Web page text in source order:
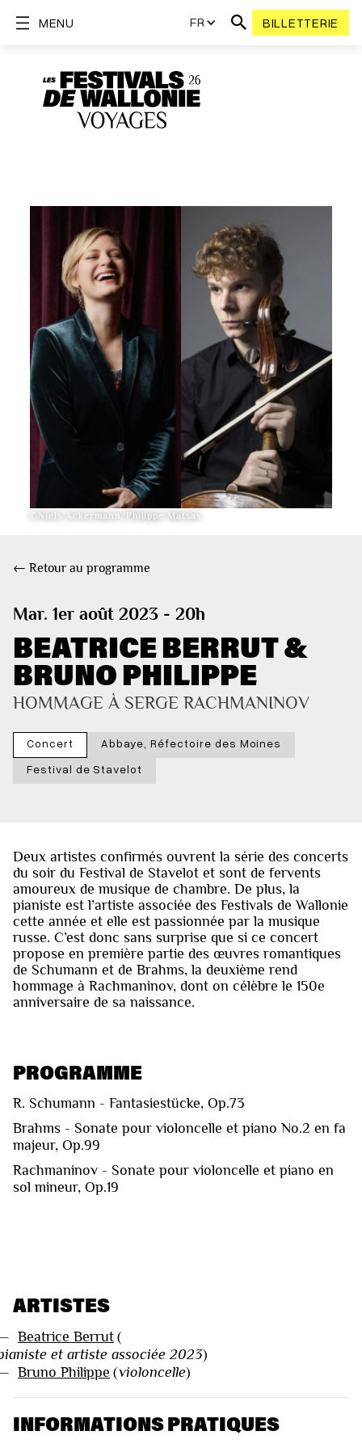
FR BILLETTERIE
MENU
©Niels Ackermann/Philippe Matsas
← Retour au programme
Mar. 1er août 2023 - 20h
BEATRICE BERRUT &
BRUNO PHILIPPE
HOMMAGE À SERGE RACHMANINOV
Concert
Abbaye, Réfectoire des Moines
Festival de Stavelot
Deux artistes confirmés ouvrent la série des concerts
du soir du Festival de Stavelot et sont de fervents
amoureux de musique de chambre. De plus, la
pianiste est l’artiste associée des Festivals de Wallonie
cette année et elle est passionnée par la musique
russe. C’est donc sans surprise que si ce concert
propose en première partie des œuvres romantiques
de Schumann et de Brahms, la deuxième rend
hommage à Rachmaninov, dont on célèbre le 150e
anniversaire de sa naissance.
PROGRAMME
R. Schumann - Fantasiestücke, Op.73
Brahms - Sonate pour violoncelle et piano No.2 en fa
majeur, Op.99
Rachmaninov - Sonate pour violoncelle et piano en
sol mineur, Op.19
ARTISTES
Beatrice Berrut (
et artiste associée 2023)
Bruno Philippe (violoncelle)
INFORMATIONS PRATIQUES